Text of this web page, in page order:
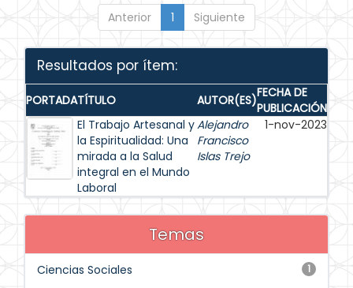
Anterior 1 Siguiente
Resultados por ítem:
PORTADATÍTULO AUTOR(ES)FECHA DE
PUBLICACIÓN
El Trabajo Artesanal y
la Espiritualidad: Una
mirada a la Salud
integral en el Mundo
Laboral
Alejandro
Francisco
Islas Trejo
1-nov-2023
Temas
1
Ciencias Sociales